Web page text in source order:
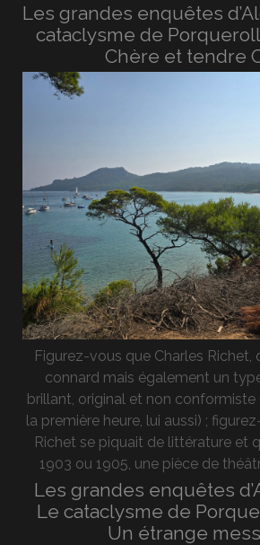
Les grandes enquêtes
cataclysme de
Chère et tendre
Figurez-vous que Charles Richet,
connard mais également un
brillant, original et non
la première heure, lui aussi) ;
Richet se piquait de littérature et
1903 ou 1905, une pièce de
Les grandes enquêtes
Le cataclysme de
Un étrange